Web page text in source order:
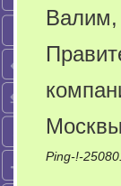
Москвы
Ping-!-